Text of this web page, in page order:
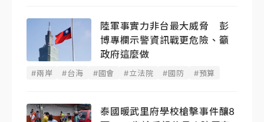
陸軍事實力非台最大威脅 彭
博專欄示警資訊戰更危險、籲
政府這麼做
#兩岸 #台海 #國會 #立法院 #國防 #預算
泰國暖武里府學校槍擊事件釀8